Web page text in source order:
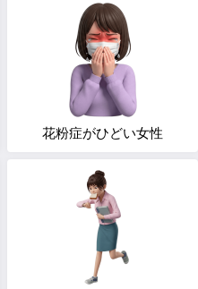
花粉症がひどい女性